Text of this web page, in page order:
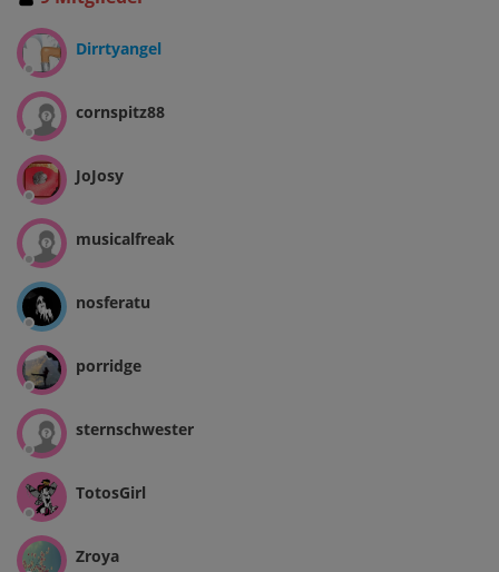
Dirrtyangel
cornspitz88
JoJosy
musicalfreak
nosferatu
porridge
sternschwester
TotosGirl
Zroya